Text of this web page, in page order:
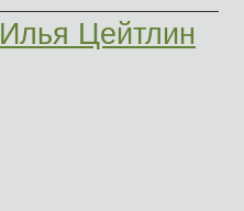
Илья Цейтлин